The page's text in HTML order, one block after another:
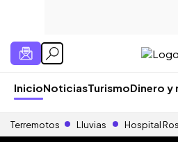
InicioNoticiasTurismoDinero y
Terremotos Lluvias Hospital